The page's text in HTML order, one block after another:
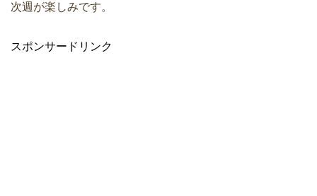
次週が楽しみです。
スポンサードリンク